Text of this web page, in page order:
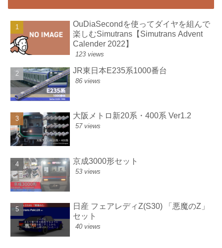
OuDiaSecondを使ってダイヤを組んで
楽しむSimutrans【Simutrans Advent
Calender 2022】
123 views
JR東日本E235系1000番台
86 views
大阪メトロ新20系・400系 Ver1.2
57 views
京成3000形セット
53 views
日産 フェアレディZ(S30) 「悪魔のZ」
セット
40 views